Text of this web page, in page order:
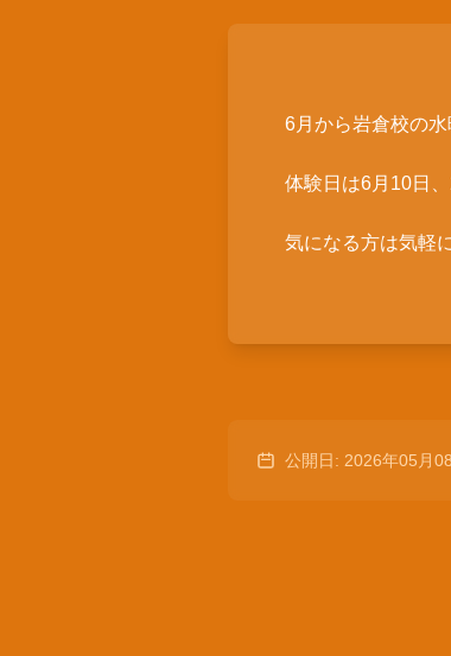
6月から岩倉校の
体験日は6月10日
気になる方は気軽
公開日: 2026年05月